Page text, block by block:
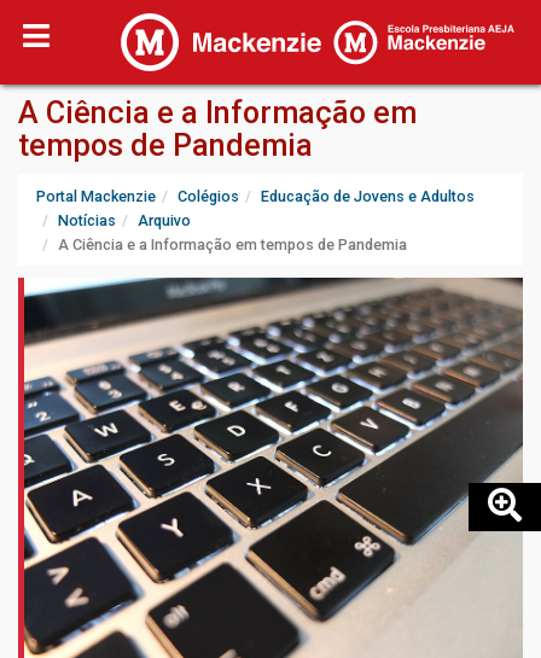
A Ciência e a Informação em
tempos de Pandemia
Portal Mackenzie Colégios
Educação de Jovens e Adultos
Notícias
Arquivo
A Ciência e a Informação em tempos de Pandemia